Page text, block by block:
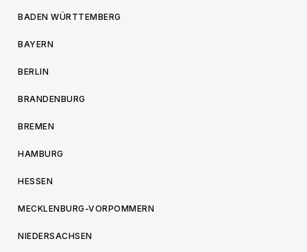
BADEN WÜRTTEMBERG
BAYERN
BERLIN
BRANDENBURG
BREMEN
HAMBURG
HESSEN
MECKLENBURG-VORPOMMERN
NIEDERSACHSEN